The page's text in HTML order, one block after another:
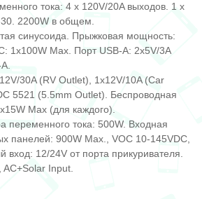
тока: 4 x 120V/20A выходов. 1 x
30. 2200W в общем.
синусоида. Прыжковая мощность:
1x100W Max. Порт USB-A: 2x5V/3A
30A (RV Outlet), 1x12V/10A (Car
5521 (5.5mm Outlet). Беспроводная
Max (для каждого).
переменного тока: 500W. Входная
панелей: 900W Max., VOC 10-145VDC,
вход: 12/24V от порта прикуривателя.
AC+Solar Input.